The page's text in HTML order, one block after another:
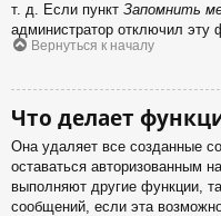
т. д. Если пункт Запомнить
администратор отключил эту
Вернуться к началу
Что делает
Она удаляет все созданные
оставаться авторизованным
выполняют другие функции,
сообщений, если эта